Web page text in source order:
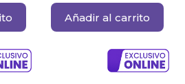
Añadir al carrito